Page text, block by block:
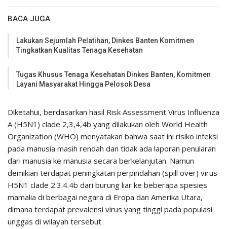
BACA JUGA
Lakukan Sejumlah Pelatihan, Dinkes Banten Komitmen
Tingkatkan Kualitas Tenaga Kesehatan
Tugas Khusus Tenaga Kesehatan Dinkes Banten, Komitmen
Layani Masyarakat Hingga Pelosok Desa
Diketahui, berdasarkan hasil Risk Assessment Virus Influenza
A (H5N1) clade 2,3,4,4b yang dilakukan oleh World Health
Organization (WHO) menyatakan bahwa saat ini risiko infeksi
pada manusia masih rendah dan tidak ada laporan penularan
dari manusia ke manusia secara berkelanjutan. Namun
demikian terdapat peningkatan perpindahan (spill over) virus
H5N1 clade 2.3.4.4b dari burung liar ke beberapa spesies
mamalia di berbagai negara di Eropa dan Amerika Utara,
dimana terdapat prevalensi virus yang tinggi pada populasi
unggas di wilayah tersebut.